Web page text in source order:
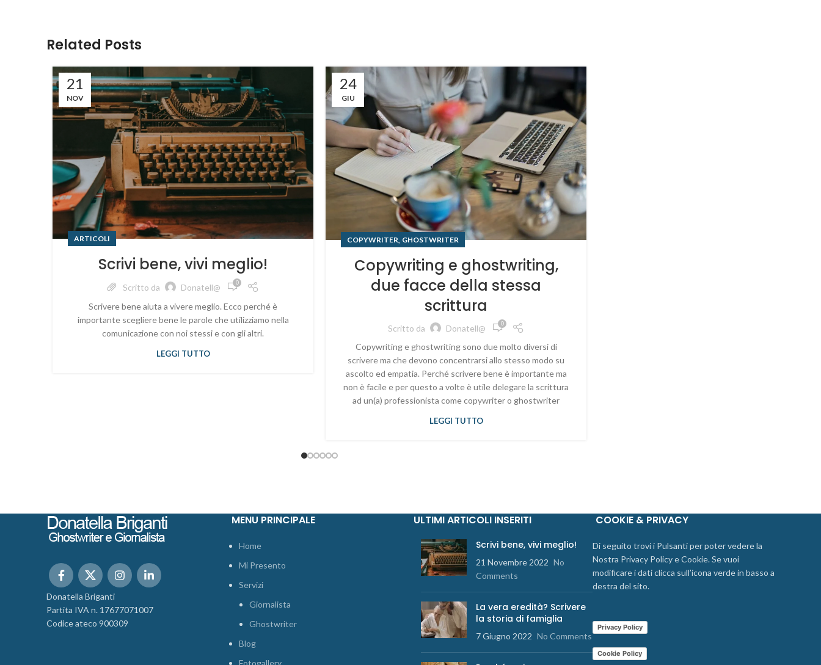
Related Posts
21
NOV
ARTICOLI
Scrivi bene, vivi meglio!
Scritto da Donatell@ 0
Scrivere bene aiuta a vivere meglio. Ecco perché è
importante scegliere bene le parole che utilizziamo nella
comunicazione con noi stessi e con gli altri.
LEGGI TUTTO
24
GIU
COPYWRITER, GHOSTWRITER
Copywriting e ghostwriting,
due facce della stessa
scrittura
Scritto da Donatell@ 0
Copywriting e ghostwriting sono due molto diversi di
scrivere ma che devono concentrarsi allo stesso modo su
ascolto ed empatia. Perché scrivere bene è importante ma
non è facile e per questo a volte è utile delegare la scrittura
ad un(a) professionista come copywriter o ghostwriter
LEGGI TUTTO
Donatella Briganti
Partita IVA n. 17677071007
Codice ateco 900309
MENU PRINCIPALE
Home
Mi Presento
Servizi
Giornalista
Ghostwriter
Blog
Fotogallery
ULTIMI ARTICOLI INSERITI
Scrivi bene, vivi meglio!
21 Novembre 2022 No
Comments
La vera eredità? Scrivere
la storia di famiglia
7 Giugno 2022 No Comments
COOKIE & PRIVACY
Di seguito trovi i Pulsanti per poter vedere la
Nostra Privacy Policy e Cookie. Se vuoi
modificare i dati clicca sull’icona verde in basso a
destra del sito.
Privacy Policy
Cookie Policy